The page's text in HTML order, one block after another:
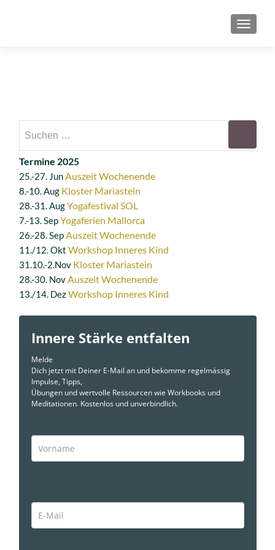
nach:
Termine 2025
25.-27. JunAuszeit Wochenende
8.-10. Aug Kloster Mariastein
28.-31. AugYogafestival SOL
7.-13. SepYogaferien Mallorca
26.-28. SepAuszeit Wochenende
11./12. Okt Workshop Inneres Kind
31.10.-2.Nov Kloster Mariastein
28.-30. NovAuszeit Wochenende
13./14. DezWorkshop Inneres Kind
Innere Stärke entfalten
Melde
Dich jetzt mit Deiner E-Mail an und bekomme regelmässig
Impulse, Tipps,
Übungen und wertvolle Ressourcen wie Workbooks und
Meditationen. Kostenlos und unverbindlich.